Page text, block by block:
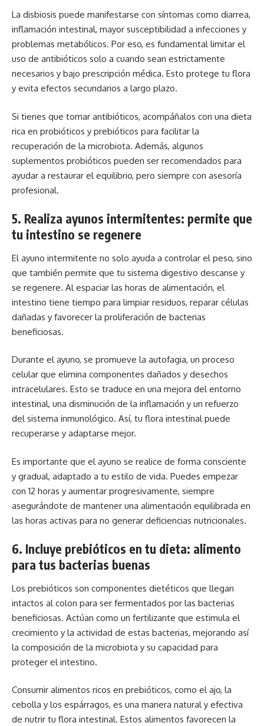
La disbiosis puede manifestarse con síntomas como diarrea,
inflamación intestinal, mayor susceptibilidad a infecciones y
problemas metabólicos. Por eso, es fundamental limitar el
uso de antibióticos solo a cuando sean estrictamente
necesarios y bajo prescripción médica. Esto protege tu flora
y evita efectos secundarios a largo plazo.
Si tienes que tomar antibióticos, acompáñalos con una dieta
rica en probióticos y prebióticos para facilitar la
recuperación de la microbiota. Además, algunos
suplementos probióticos pueden ser recomendados para
ayudar a restaurar el equilibrio, pero siempre con asesoría
profesional.
5. Realiza ayunos intermitentes: permite que
tu intestino se regenere
El ayuno intermitente no solo ayuda a controlar el peso, sino
que también permite que tu sistema digestivo descanse y
se regenere. Al espaciar las horas de alimentación, el
intestino tiene tiempo para limpiar residuos, reparar células
dañadas y favorecer la proliferación de bacterias
beneficiosas.
Durante el ayuno, se promueve la autofagia, un proceso
celular que elimina componentes dañados y desechos
intracelulares. Esto se traduce en una mejora del entorno
intestinal, una disminución de la inflamación y un refuerzo
del sistema inmunológico. Así, tu flora intestinal puede
recuperarse y adaptarse mejor.
Es importante que el ayuno se realice de forma consciente
y gradual, adaptado a tu estilo de vida. Puedes empezar
con 12 horas y aumentar progresivamente, siempre
asegurándote de mantener una alimentación equilibrada en
las horas activas para no generar deficiencias nutricionales.
6. Incluye prebióticos en tu dieta: alimento
para tus bacterias buenas
Los prebióticos son componentes dietéticos que llegan
intactos al colon para ser fermentados por las bacterias
beneficiosas. Actúan como un fertilizante que estimula el
crecimiento y la actividad de estas bacterias, mejorando así
la composición de la microbiota y su capacidad para
proteger el intestino.
Consumir alimentos ricos en prebióticos, como el ajo, la
cebolla y los espárragos, es una manera natural y efectiva
de nutrir tu flora intestinal. Estos alimentos favorecen la